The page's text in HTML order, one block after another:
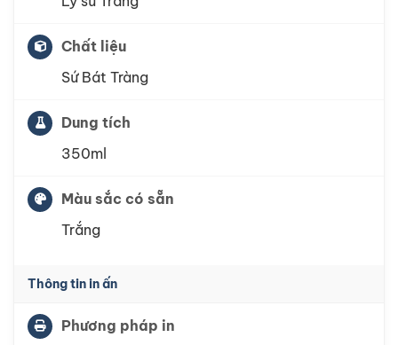
Chất liệu
Sứ Bát Tràng
Dung tích
350ml
Màu sắc có sẵn
Trắng
Thông tin in ấn
Phương pháp in